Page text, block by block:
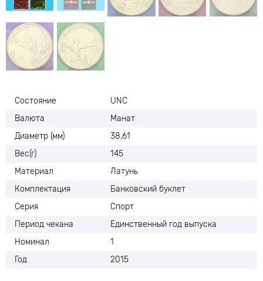
Состояние
UNC
Валюта
Манат
Диаметр (мм)
38,61
Вес(г)
145
Материал
Латунь
Комплектация
Банковский буклет
Серия
Спорт
Период чекана
Единственный год выпуска
Номинал
1
Год
2015